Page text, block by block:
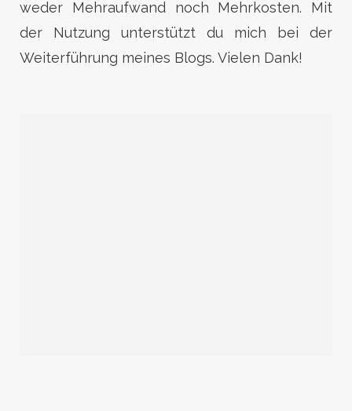
weder Mehraufwand noch Mehrkosten. Mit
der Nutzung unterstützt du mich bei der
Weiterführung meines Blogs. Vielen Dank!